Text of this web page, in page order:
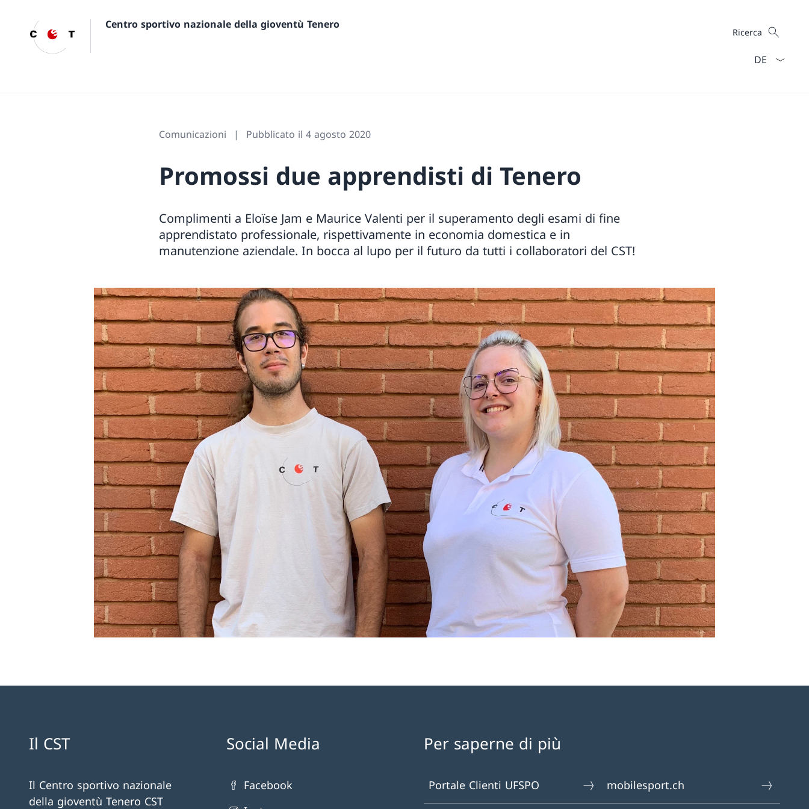
Centro sportivo nazionale della gioventù Tenero Cercare
Ricerca
Comunicazioni Pubblicato il 4 agosto 2020
Promossi due apprendisti di Tenero
Complimenti a Eloïse Jam e Maurice Valenti per il superamento degli esami di fine
apprendistato professionale, rispettivamente in economia domestica e in
manutenzione aziendale. In bocca al lupo per il futuro da tutti i collaboratori del CST!
Il CST
Il Centro sportivo nazionale
della gioventù Tenero CST
Social Media
Facebook
Per saperne di più
Portale Clienti UFSPO mobilesport.ch